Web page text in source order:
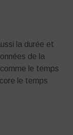
la durée et
de la
le temps
le temps